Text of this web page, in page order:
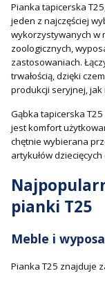
Pianka tapicerska
jeden z najczęściej
wykorzystywanych w
zoologicznych,
zastosowaniach.
trwałością, dzięki
produkcji seryjnej,
Gąbka tapicerska
jest komfort
chętnie wybierana
artykułów
pianki T25
Meble i
Pianka T25 znajduje